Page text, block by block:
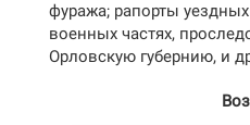
фуража; рапорты
военных частях,
Орловскую губернию, и